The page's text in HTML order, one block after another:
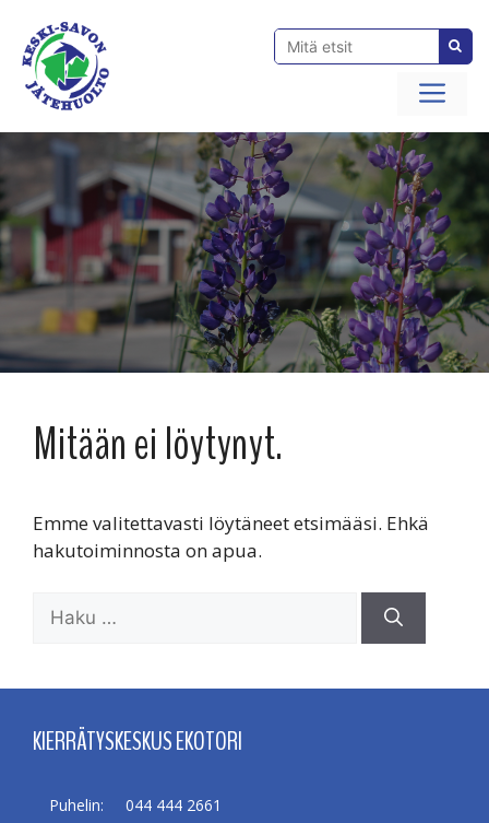
sisältöön
Mitään ei löytynyt.
Emme valitettavasti löytäneet etsimääsi. Ehkä
hakutoiminnosta on apua.
Haku:
KIERRÄTYSKESKUS EKOTORI
Puhelin:
044 444 2661